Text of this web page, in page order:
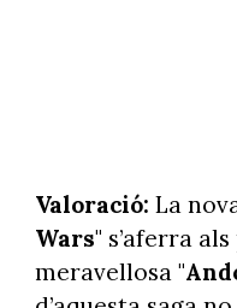
Valoració: La
Wars" s’aferra
meravellosa "